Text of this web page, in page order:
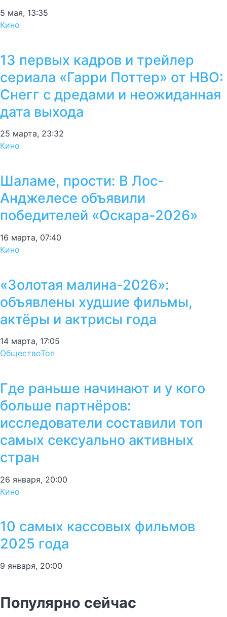
5 мая, 13:35
Кино
13 первых кадров и трейлер
сериала «Гарри Поттер» от HBO:
Снегг с дредами и неожиданная
дата выхода
25 марта, 23:32
Кино
Шаламе, прости: В Лос-
Анджелесе объявили
победителей «Оскара-2026»
16 марта, 07:40
Кино
«Золотая малина-2026»:
объявлены худшие фильмы,
актёры и актрисы года
14 марта, 17:05
ОбществоТоп
Где раньше начинают и у кого
больше партнёров:
исследователи составили топ
самых сексуально активных
стран
26 января, 20:00
Кино
10 самых кассовых фильмов
2025 года
9 января, 20:00
Популярно сейчас